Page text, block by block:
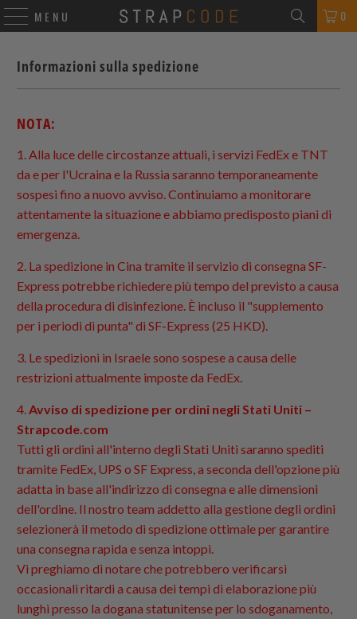
MENU 0
Informazioni sulla spedizione
NOTA:
1. Alla luce delle circostanze attuali, i servizi FedEx e TNT
da e per l'Ucraina e la Russia saranno temporaneamente
sospesi fino a nuovo avviso. Continuiamo a monitorare
attentamente la situazione e abbiamo predisposto piani di
emergenza.
2. La spedizione in Cina tramite il servizio di consegna SF-
Express potrebbe richiedere più tempo del previsto a causa
della procedura di disinfezione. È incluso il "supplemento
per i periodi di punta" di SF-Express (25 HKD).
3. Le spedizioni in Israele sono sospese a causa delle
restrizioni attualmente imposte da FedEx.
4. Avviso di spedizione per ordini negli Stati Uniti –
Strapcode.com
Tutti gli ordini all'interno degli Stati Uniti saranno spediti
tramite FedEx, UPS o SF Express, a seconda dell'opzione più
adatta in base all'indirizzo di consegna e alle dimensioni
dell'ordine. Il nostro team addetto alla gestione degli ordini
selezionerà il metodo di spedizione ottimale per garantire
una consegna rapida e senza intoppi.
Vi preghiamo di notare che potrebbero verificarsi
occasionali ritardi a causa dei tempi di elaborazione più
lunghi presso la dogana statunitense per lo sdoganamento,